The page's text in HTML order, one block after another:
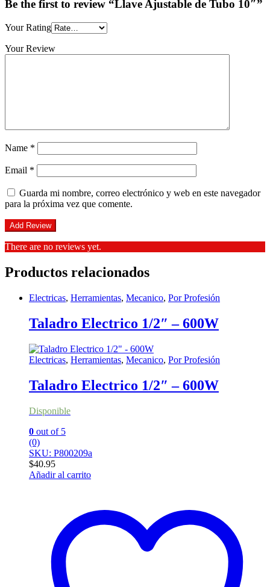
Be the first to review “Llave Ajustable de Tubo 10″”
Your Rating
Your Review
Name *
Email *
Guarda mi nombre, correo electrónico y web en este navegador
para la próxima vez que comente.
There are no reviews yet.
Productos relacionados
Electricas, Herramientas, Mecanico, Por Profesión
Taladro Electrico 1/2″ – 600W
Electricas, Herramientas, Mecanico, Por Profesión
Taladro Electrico 1/2″ – 600W
Disponible
0 out of 5
(0)
SKU: P800209a
$40.95
Añadir al carrito